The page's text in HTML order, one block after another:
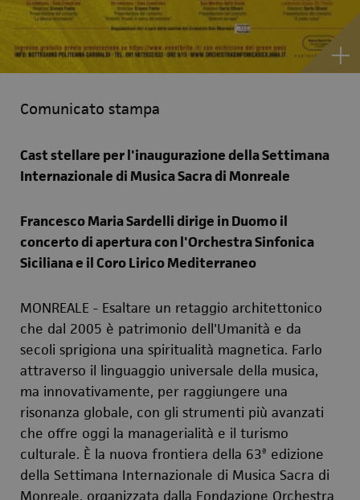
Comunicato stampa
Cast stellare per l'inaugurazionedella Settimana
Internazionale di Musica Sacra di Monreale
Francesco Maria Sardelli dirige in Duomo il
concerto di apertura con l'Orchestra Sinfonica
Siciliana e il Coro Lirico Mediterraneo
MONREALE - Esaltare un retaggio architettonico
che dal 2005 è patrimonio dell'Umanità e da
secoli sprigiona una spiritualità magnetica. Farlo
attraverso il linguaggio universale della musica,
ma innovativamente, per raggiungere una
risonanza globale, con gli strumenti più avanzati
che offre oggi la managerialità e il turismo
culturale. È la nuova frontiera della 63ª edizione
della Settimana Internazionale di Musica Sacra di
Monreale, organizzata dalla Fondazione Orchestra